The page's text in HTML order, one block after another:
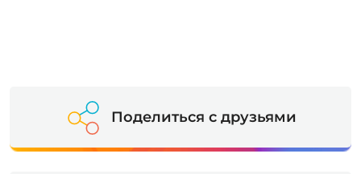
Поделиться с друзьями